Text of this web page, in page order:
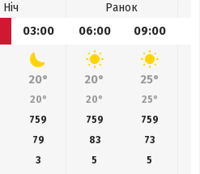
Ніч
Ранок
03:00 06:00 09:00
20° 20° 25°
20° 20° 25°
759 759 759
79 83 73
3 5
5